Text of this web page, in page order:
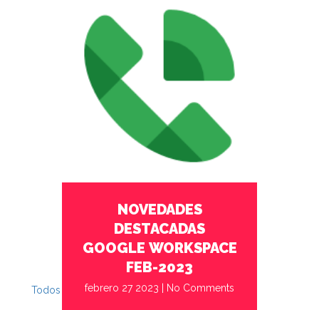
NOVEDADES
DESTACADAS
GOOGLE WORKSPACE
FEB-2023
febrero 27 2023 No Comments
febrero 27 2023
Todos